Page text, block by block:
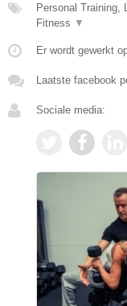
Personal Training,
Fitness ▼
Er wordt gewerkt
Laatste facebook
Sociale media: